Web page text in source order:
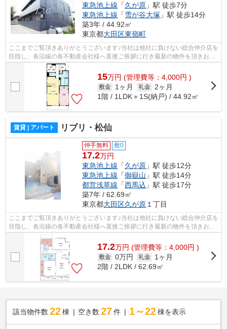
東急池上線 「久が原 」駅 徒歩7分
東急池上線 「雪が谷大塚 」駅 徒歩14分
築3年 / 44.92㎡
東京都大田区東嶺町
ここまでご覧頂きありがとうございます♪当社は他社に負けない総合仲介店を
目指し、各沿線の各不動産会社様へ直接ご挨拶に行き最新の物件を頂きお客
様へ提供しております！最新の情報は...
15万円 (管理費等：4,000円 )
敷金 1ヶ月 礼金 2ヶ月
1階 / 1LDK＋1S(納戸) / 44.92㎡
賃貸 | アパート リブリ・松仙
仲手無料 敷0
17.2万円
東急池上線 「久が原 」駅 徒歩12分
東急池上線 「御嶽山 」駅 徒歩14分
都営浅草線 「西馬込 」駅 徒歩17分
築7年 / 62.69㎡
東京都大田区久が原 １丁目
ここまでご覧頂きありがとうございます♪当社は他社に負けない総合仲介店を
目指し、各沿線の各不動産会社様へ直接ご挨拶に行き最新の物件を頂きお客
様へ提供しております！最新の情報は...
17.2万円 (管理費等：4,000円 )
敷金 0万円 礼金
1ヶ月
2階 / 2LDK / 62.69㎡
該当物件数 22棟 空き数 27 件 1～22 棟を表示